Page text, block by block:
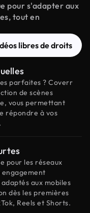
pour s'adapter aux
tout en
libres de droits
parfaites ? Coverr
de scènes
vous permettant
répondre à vos
pour les réseaux
engagement
aux mobiles
dès les premières
Reels et Shorts.